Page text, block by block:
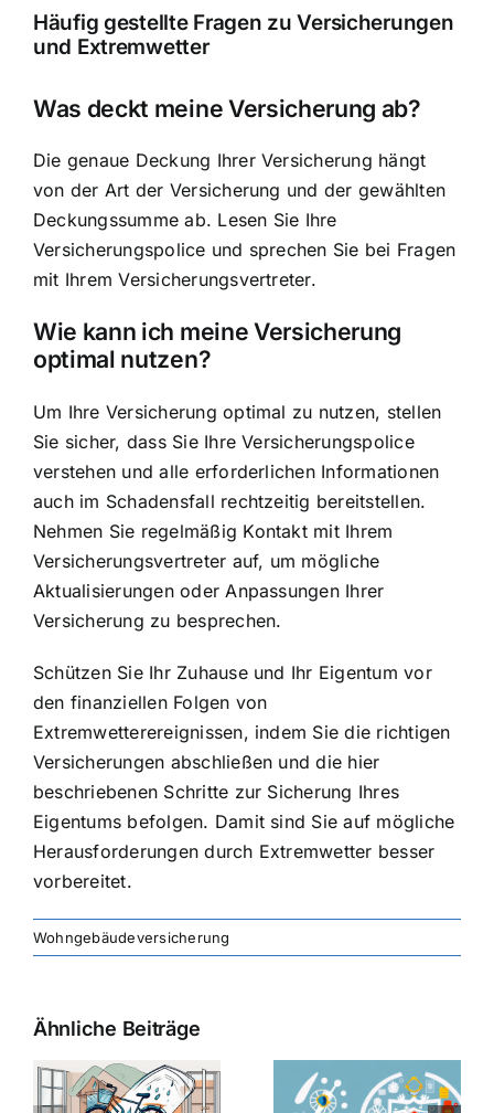
Häufig gestellte Fragen zu Versicherungen
und Extremwetter
Was deckt meine Versicherung ab?
Die genaue Deckung Ihrer Versicherung hängt
von der Art der Versicherung und der gewählten
Deckungssumme ab. Lesen Sie Ihre
Versicherungspolice und sprechen Sie bei Fragen
mit Ihrem Versicherungsvertreter.
Wie kann ich meine Versicherung
optimal nutzen?
Um Ihre Versicherung optimal zu nutzen, stellen
Sie sicher, dass Sie Ihre Versicherungspolice
verstehen und alle erforderlichen Informationen
auch im Schadensfall rechtzeitig bereitstellen.
Nehmen Sie regelmäßig Kontakt mit Ihrem
Versicherungsvertreter auf, um mögliche
Aktualisierungen oder Anpassungen Ihrer
Versicherung zu besprechen.
Schützen Sie Ihr Zuhause und Ihr Eigentum vor
den finanziellen Folgen von
Extremwetterereignissen, indem Sie die richtigen
Versicherungen abschließen und die hier
beschriebenen Schritte zur Sicherung Ihres
Eigentums befolgen. Damit sind Sie auf mögliche
Herausforderungen durch Extremwetter besser
vorbereitet.
Wohngebäudeversicherung
Ähnliche Beiträge